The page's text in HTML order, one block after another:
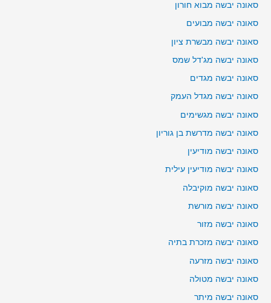
סאונה יבשה מבוא חורון
סאונה יבשה מבועים
סאונה יבשה מבשרת ציון
סאונה יבשה מג'דל שמס
סאונה יבשה מגדים
סאונה יבשה מגדל העמק
סאונה יבשה מגשימים
סאונה יבשה מדרשת בן גוריון
סאונה יבשה מודיעין
סאונה יבשה מודיעין עילית
סאונה יבשה מוקיבלה
סאונה יבשה מורשת
סאונה יבשה מזור
סאונה יבשה מזכרת בתיה
סאונה יבשה מזרעה
סאונה יבשה מטולה
סאונה יבשה מיתר